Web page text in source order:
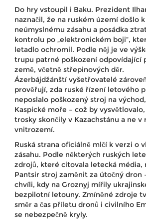
Do hry vstoupil i Baku. Prezident
naznačil, že na ruském území došlo k
neúmyslnému zásahu a posádka
kontrolu po „elektronickém boji“,
letadlo ochromil. Podle něj je ve
trupu patrné poškození odpovídající
země, včetně střepinových děr.
Ázerbájdžánští vyšetřovatelé zároveň
prověřují, zda ruské řízení letového
neposlalo poškozený stroj na
Kaspické moře – což by
trosky skončily v Kazachstánu a ne v
vnitrozemí.
Ruská strana oficiálně mlčí k verzi o
zásahu. Podle některých ruských
zdrojů, které citovala letecká média,
Pantsir stroj zaměnit za útočný dron
chvíli, kdy na Groznyj mířily
bezpilotní letouny. Zmíněné zdroje
směr a čas příletu dronů i civilního
se nebezpečně kryly.